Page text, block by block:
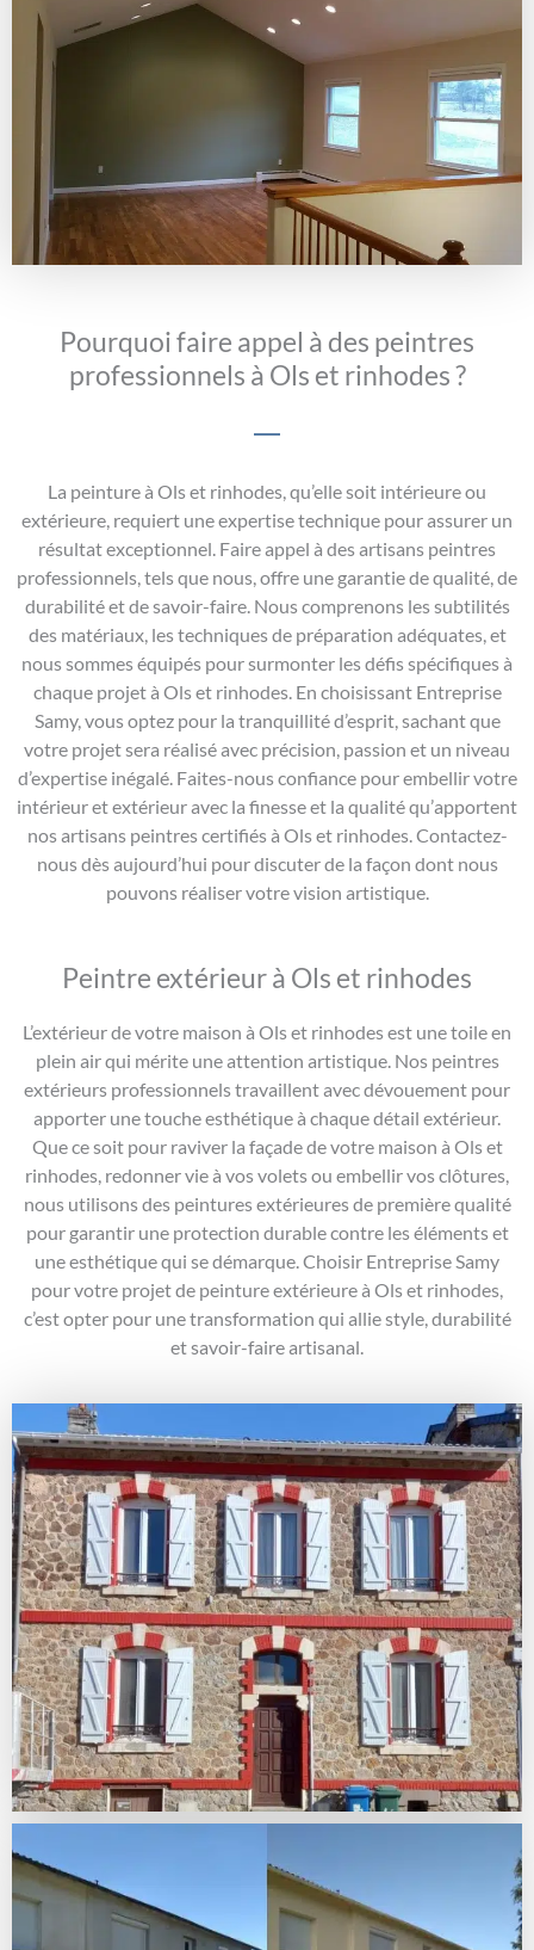
Pourquoi faire appel à des peintres
professionnels à Ols et rinhodes ?
La peinture à Ols et rinhodes, qu’elle soit intérieure ou
extérieure, requiert une expertise technique pour assurer un
résultat exceptionnel. Faire appel à des artisans peintres
professionnels, tels que nous, offre une garantie de qualité, de
durabilité et de savoir-faire. Nous comprenons les subtilités
des matériaux, les techniques de préparation adéquates, et
nous sommes équipés pour surmonter les défis spécifiques à
chaque projet à Ols et rinhodes. En choisissant Entreprise
Samy, vous optez pour la tranquillité d’esprit, sachant que
votre projet sera réalisé avec précision, passion et un niveau
d’expertise inégalé. Faites-nous confiance pour embellir votre
intérieur et extérieur avec la finesse et la qualité qu’apportent
nos artisans peintres certifiés à Ols et rinhodes. Contactez-
nous dès aujourd’hui pour discuter de la façon dont nous
pouvons réaliser votre vision artistique.
Peintre extérieur à Ols et rinhodes
L’extérieur de votre maison à Ols et rinhodes est une toile en
plein air qui mérite une attention artistique. Nos peintres
extérieurs professionnels travaillent avec dévouement pour
apporter une touche esthétique à chaque détail extérieur.
Que ce soit pour raviver la façade de votre maison à Ols et
rinhodes, redonner vie à vos volets ou embellir vos clôtures,
nous utilisons des peintures extérieures de première qualité
pour garantir une protection durable contre les éléments et
une esthétique qui se démarque. Choisir Entreprise Samy
pour votre projet de peinture extérieure à Ols et rinhodes,
c’est opter pour une transformation qui allie style, durabilité
et savoir-faire artisanal.